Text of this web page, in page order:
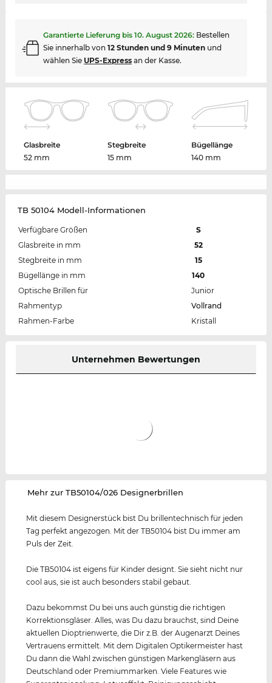
Garantierte Lieferung bis 10. August 2026: Bestellen
Sie innerhalb von 12 Stunden und 9 Minutenund
wählen Sie UPS-Expressan der Kasse.
Glasbreite
52 mm
Stegbreite
15 mm
Bügellänge
140 mm
TB 50104 Modell-Informationen
Verfügbare Größen
S
Glasbreite in mm
52
Stegbreite in mm
15
Bügellänge in mm
140
Optische Brillen für
Junior
Rahmentyp
Vollrand
Rahmen-Farbe
Kristall
Unternehmen Bewertungen
‌Mehr zur TB50104/026 Designerbrillen
Mit diesem Designerstück bist Du brillentechnisch für jeden
Tag perfekt angezogen. Mit der TB50104 bist Du immer am
Puls der Zeit.
Die TB50104 ist eigens für Kinder designt. Sie sieht nicht nur
cool aus, sie ist auch besonders stabil gebaut.
Dazu bekommst Du bei uns auch günstig die richtigen
Korrektionsgläser. Alles, was Du dazu brauchst, sind Deine
aktuellen Dioptrienwerte, die Dir z.B. der Augenarzt Deines
Vertrauens ermittelt. Mit dem Digitalen Optikermeister hast
Du dann die Wahl zwischen günstigen Markengläsern aus
Deutschland oder Premiummarken. Viele Features wie